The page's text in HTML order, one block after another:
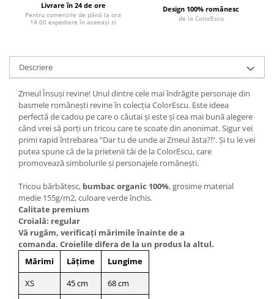
Livrare în 24 de ore
Pentru comenzile de până la ora
14.00 expediere în aceeași zi
Design 100% românesc
de la ColorEscu
Descriere
Zmeul Însuși revine! Unul dintre cele mai îndrăgite personaje din
basmele românești revine în colecția ColorEscu. Este ideea
perfectă de cadou pe care o căutai și este și cea mai bună alegere
când vrei să porți un tricou care te scoate din anonimat. Sigur vei
primi rapid întrebarea ”Dar tu de unde ai Zmeul ăsta?!”. Și tu le vei
putea spune că de la prietenii tăi de la ColorEscu, care
promovează simbolurile și personajele românești.
Tricou bărbătesc, bumbac organic 100%, grosime material
medie 155g/m2, culoare verde închis.
Calitate premium
Croială: regular
Vă rugăm, verificaţi mărimile înainte de a
comanda. Croielile difera de la un produs la altul.
Mărimi
Lățime
Lungime
XS
45 cm 68 cm